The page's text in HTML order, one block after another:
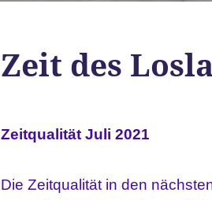
Zeit des
Zeitqualität Juli 2021
Die Zeitqualität in den